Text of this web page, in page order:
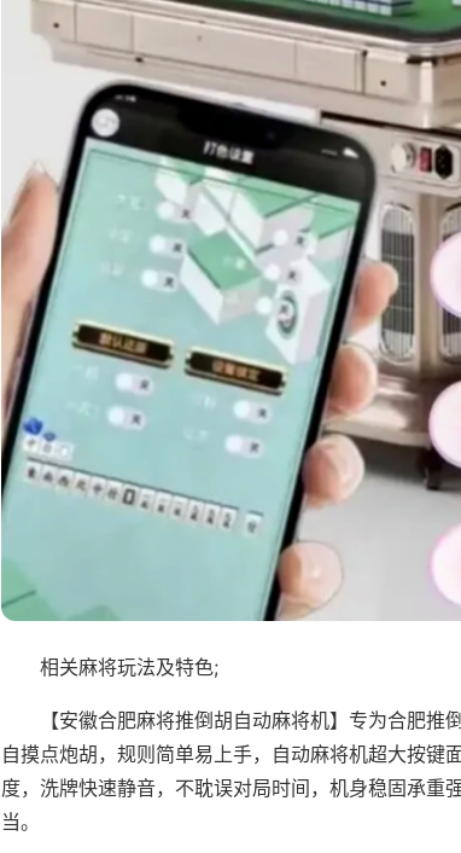
相关麻将玩法及特色;
【安徽合肥麻将推倒胡自动麻将机】专为合肥推
自摸点炮胡，规则简单易上手，自动麻将机超大按键
度，洗牌快速静音，不耽误对局时间，机身稳固承重
当。